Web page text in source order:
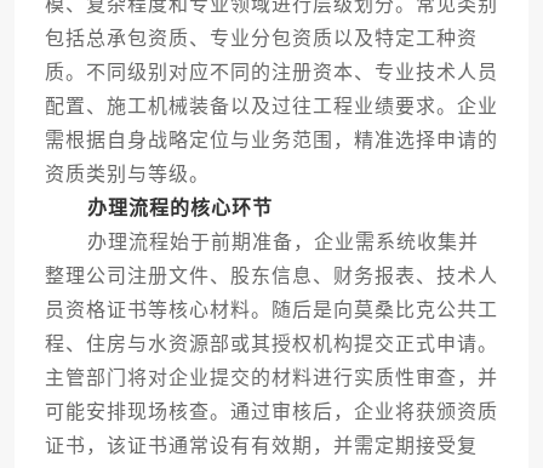
模、复杂程度和专业领域进行层级划分。常见类别
包括总承包资质、专业分包资质以及特定工种资
质。不同级别对应不同的注册资本、专业技术人员
配置、施工机械装备以及过往工程业绩要求。企业
需根据自身战略定位与业务范围，精准选择申请的
资质类别与等级。
办理流程的核心环节
办理流程始于前期准备，企业需系统收集并
整理公司注册文件、股东信息、财务报表、技术人
员资格证书等核心材料。随后是向莫桑比克公共工
程、住房与水资源部或其授权机构提交正式申请。
主管部门将对企业提交的材料进行实质性审查，并
可能安排现场核查。通过审核后，企业将获颁资质
证书，该证书通常设有有效期，并需定期接受复